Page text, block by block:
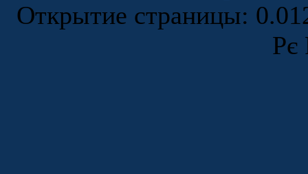
Открытие страницы:
Рє